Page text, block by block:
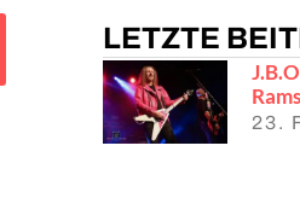
LETZTE
23.